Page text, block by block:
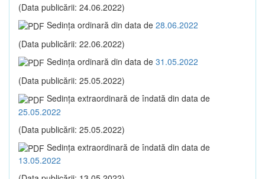
(Data publicării: 24.06.2022)
Sedinţa ordinară din data de 28.06.2022
(Data publicării: 22.06.2022)
Sedinţa ordinară din data de 31.05.2022
(Data publicării: 25.05.2022)
Sedinţa extraordinară de îndată din data de
25.05.2022
(Data publicării: 25.05.2022)
Sedinţa extraordinară de îndată din data de
13.05.2022